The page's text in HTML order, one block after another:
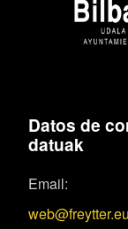
Datos de
datuak
Email: